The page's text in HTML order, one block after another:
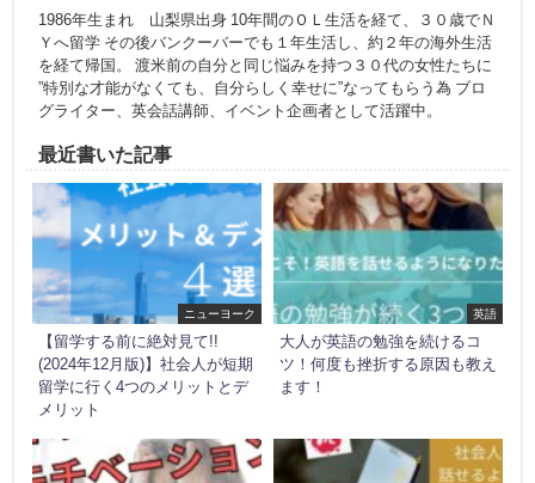
1986年生まれ 山梨県出身 10年間のＯＬ生活を経て、３０歳でＮ
Ｙへ留学 その後バンクーバーでも１年生活し、約２年の海外生活
を経て帰国。 渡米前の自分と同じ悩みを持つ３０代の女性たちに
”特別な才能がなくても、自分らしく幸せに”なってもらう為 ブロ
グライター、英会話講師、イベント企画者として活躍中。
最近書いた記事
ニューヨーク
【留学する前に絶対見て!!
(2024年12月版)】社会人が短期
留学に行く4つのメリットとデ
メリット
英語
大人が英語の勉強を続けるコ
ツ！何度も挫折する原因も教え
ます！